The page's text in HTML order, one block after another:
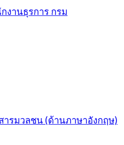
งานธุรการ กรม
รมวลชน (ด้านภาษาอังกฤษ)